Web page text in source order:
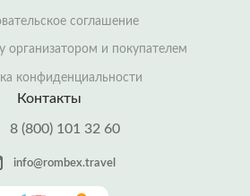
соглашение
и покупателем
конфиденциальности
Контакты
8 (800) 101 32 60
info@rombex.travel